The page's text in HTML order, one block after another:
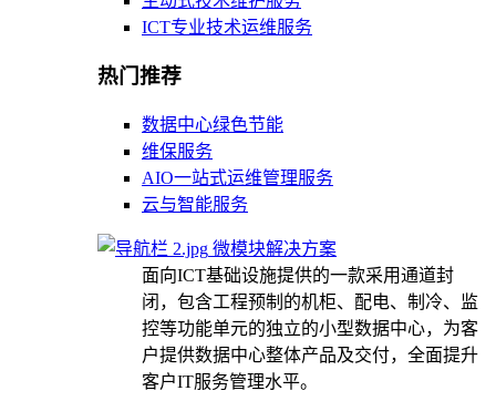
ICT专业技术运维服务
热门推荐
数据中心绿色节能
维保服务
AIO一站式运维管理服务
云与智能服务
微模块解决方案
面向ICT基础设施提供的一款采用通道封
闭，包含工程预制的机柜、配电、制冷、监
控等功能单元的独立的小型数据中心，为客
户提供数据中心整体产品及交付，全面提升
客户IT服务管理水平。